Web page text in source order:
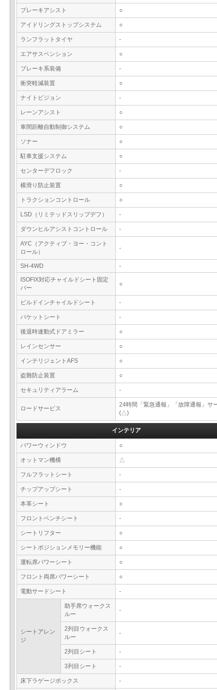
ブレーキアシスト ○
アイドリングストップシステム ○
ランフラットタイヤ -
エアサスペンション ○
ブレーキ系装備 -
衝突軽減装置 ○
ナイトビジョン -
レーンアシスト ○
車間距離自動制御システム ○
ソナー ○
駐車支援システム ○
センターデフロック -
横滑り防止装置 ○
トラクションコントロール ○
LSD（リミテッドスリップデフ） -
ダウンヒルアシストコントロール -
AYC（アクティブ・ヨー・コント
ロール）
-
SH-4WD
-
ISOFIX対応チャイルドシート固定
バー
○
ビルドインチャイルドシート -
バケットシート -
後退時連動式ドアミラー ○
レインセンサー ○
インテリジェントAFS ○
盗難防止装置 ○
セキュリティアラーム -
ロードサービス
24時間「緊急通報」「故障通報」サ
(△)
インテリア
パワーウィンドウ ○
オットマン機構 △
フルフラットシート -
チップアップシート -
本革シート ○
フロントベンチシート -
シートリフター ○
シートポジションメモリー機能 ○
運転席パワーシート ○
フロント両席パワーシート ○
電動サードシート -
シートアレン
ジ
助手席ウォークス
ルー
-
2列目ウォークス
ルー
-
2列目シート -
3列目シート -
床下ラゲージボックス -